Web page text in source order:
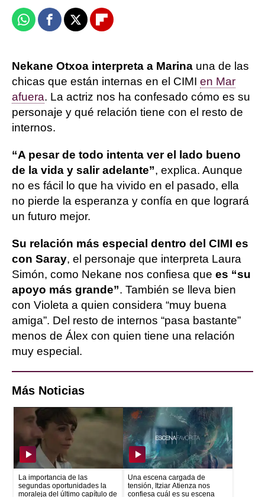
WhatsappFacebook
X Flipboard
Nekane Otxoa interpreta a Marina una de las
chicas que están internas en el CIMI en Mar
afuera. La actriz nos ha confesado cómo es su
personaje y qué relación tiene con el resto de
internos.
“A pesar de todo intenta ver el lado bueno
de la vida y salir adelante”, explica. Aunque
no es fácil lo que ha vivido en el pasado, ella
no pierde la esperanza y confía en que logrará
un futuro mejor.
Su relación más especial dentro del CIMI es
con Saray, el personaje que interpreta Laura
Simón, como Nekane nos confiesa que es “su
apoyo más grande”. También se lleva bien
con Violeta a quien considera “muy buena
amiga”. Del resto de internos “pasa bastante”
menos de Álex con quien tiene una relación
muy especial.
Más Noticias
La importancia de las
segundas oportunidades la
moraleja del último capítulo de
Una escena cargada de
tensión, Itziar Atienza nos
confiesa cuál es su escena